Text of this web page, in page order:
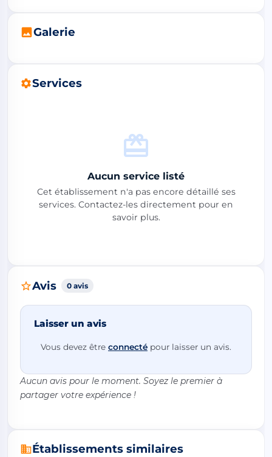
Galerie
Services
Aucun service listé
Cet établissement n'a pas encore détaillé ses
services. Contactez-les directement pour en
savoir plus.
Avis 0 avis
Laisser un avis
Vous devez être connecté pour laisser un avis.
Aucun avis pour le moment. Soyez le premier à
partager votre expérience !
Établissements similaires